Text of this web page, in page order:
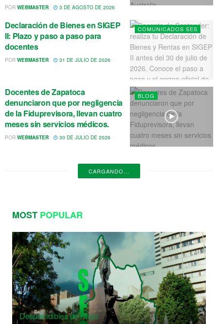
POR WEBMASTER 3 DE AGOSTO DE 2026
COMUNICADOS SES
Declaración de Bienes en SIGEP
II: Plazo y paso a paso para
docentes
POR WEBMASTER 31 DE JULIO DE 2026
BLOG
Docentes de Zapatoca
denunciaron que por negligencia
de la Fiduprevisora, llevan cuatro
meses sin servicios médicos.
POR WEBMASTER 30 DE JULIO DE 2026
CARGANDO...
MOST POPULAR
Desprendibles de Pago